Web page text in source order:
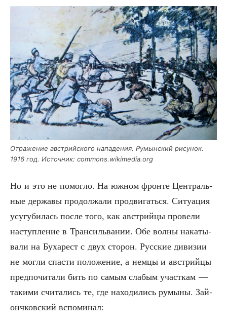
Отра­же­ние австрий­ско­го напа­де­ния. Румын­ский рису­нок.
1916 год. Источ­ник: commons.wikimedia.org
Но и это не помог­ло. На южном фрон­те Цен­траль­
ные дер­жа­вы про­дол­жа­ли про­дви­гать­ся. Ситу­а­ция
усу­гу­би­лась после того, как австрий­цы про­ве­ли
наступ­ле­ние в Тран­силь­ва­нии. Обе вол­ны нака­ты­
ва­ли на Буха­рест с двух сто­рон. Рус­ские диви­зии
не мог­ли спа­сти поло­же­ние, а нем­цы и австрий­цы
пред­по­чи­та­ли бить по самым сла­бым участ­кам —
таки­ми счи­та­лись те, где нахо­ди­лись румы­ны. Зай­
онч­ков­ский вспоминал: